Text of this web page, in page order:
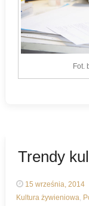
Fot.
Trendy
15 września, 2014
Kultura żywieniowa,